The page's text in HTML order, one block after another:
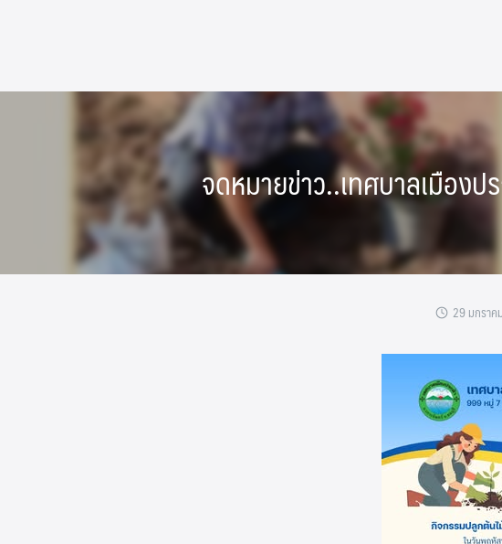
จดหมายข่าว..เทศบาลเมือ
29 มกรา